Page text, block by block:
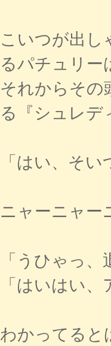
こいつが出し
るパチュリー
それからその
る『シュレデ
「はい、そ
ニャーニャー
「うひゃっ
「はいはい
わかってると